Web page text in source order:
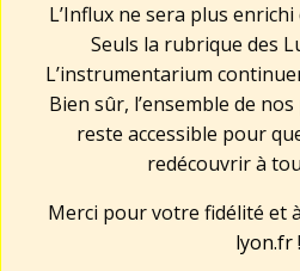
L’Influx ne sera plus
Seuls la rubrique des
L’instrumentarium
Bien sûr, l’ensemble de
reste accessible pour
redécouvrir à
Merci pour votre fidélité et
lyon.fr!